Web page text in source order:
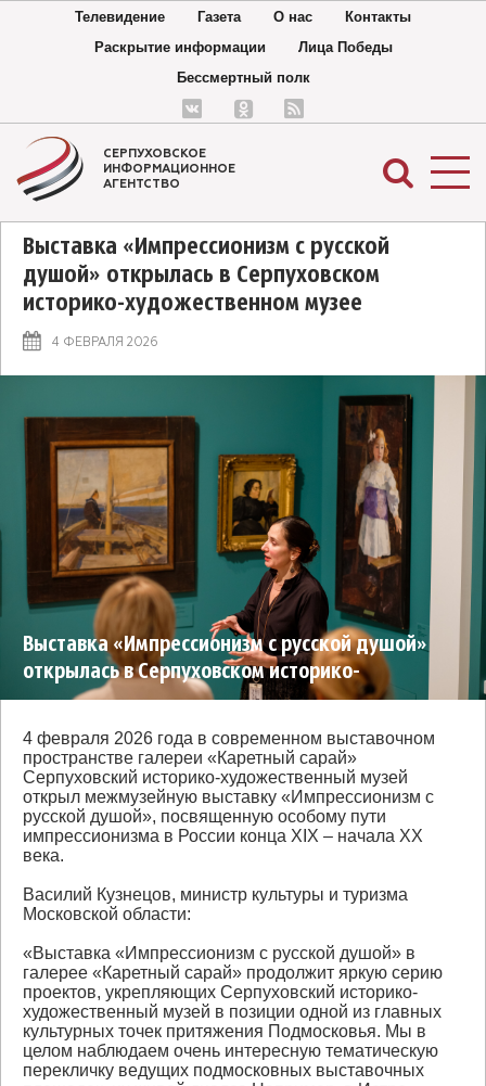
Телевидение Газета О нас
Контакты
Раскрытие информации
Лица Победы
Бессмертный полк
СЕРПУХОВСКОЕ
ИНФОРМАЦИОННОЕ
АГЕНТСТВО
Выставка «Импрессионизм с русской
душой» открылась в Серпуховском
историко-художественном музее
4 ФЕВРАЛЯ 2026
Выставка «Импрессионизм с русской душой»
открылась в Серпуховском историко-
художественном музее
4 февраля 2026 года в современном выставочном
пространстве галереи «Каретный сарай»
Серпуховский историко-художественный музей
открыл межмузейную выставку «Импрессионизм с
русской душой», посвященную особому пути
импрессионизма в России конца XIX – начала XX
века.
Василий Кузнецов, министр культуры и туризма
Московской области:
«Выставка «Импрессионизм с русской душой» в
галерее «Каретный сарай» продолжит яркую серию
проектов, укрепляющих Серпуховский историко-
художественный музей в позиции одной из главных
культурных точек притяжения Подмосковья. Мы в
целом наблюдаем очень интересную тематическую
перекличку ведущих подмосковных выставочных